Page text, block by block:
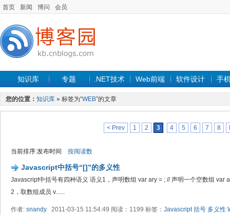
首页 新闻 博问 会员
知识库 专题 .NET技术 Web前端 软件设计 手
您的位置： 知识库 » 标签为“WEB”的文章
< Prev 1 2 3 4 5 6 7 8
当前排序:发布时间 按阅读数
Javascript中括号“[]”的多义性
Javascript中括号有四种语义 语义1，声明数组 var ary = ; // 声明一个空数组 var
2，取数组成员 v......
作者: snandy 2011-03-15 11:54:49 阅读：1199 标签： Javascript 括号 多义性